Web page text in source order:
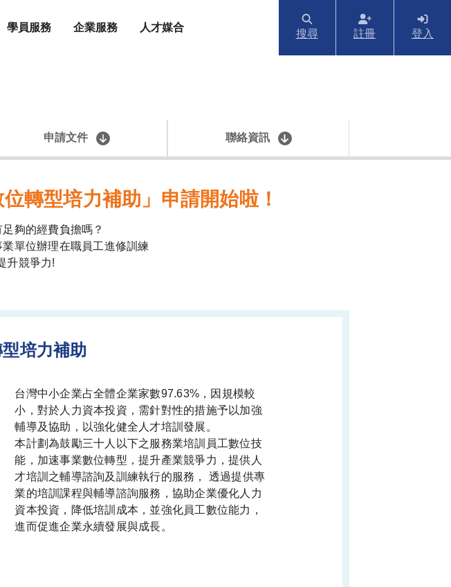
學員服務 企業服務 人才媒合
搜尋 註冊 登入
申請文件 聯絡資訊
轉型培力補助」申請開始啦！
夠的經費負擔嗎？
單位辦理在職員工進修訓練
升競爭力!
培力補助
台灣中小企業占全體企業家數97.63%，因規模較
小，對於人力資本投資，需針對性的措施予以加強
輔導及協助，以強化健全人才培訓發展。
本計劃為鼓勵三十人以下之服務業培訓員工數位技
能，加速事業數位轉型，提升產業競爭力，提供人
才培訓之輔導諮詢及訓練執行的服務， 透過提供專
業的培訓課程與輔導諮詢服務，協助企業優化人力
資本投資，降低培訓成本，並強化員工數位能力，
進而促進企業永續發展與成長。